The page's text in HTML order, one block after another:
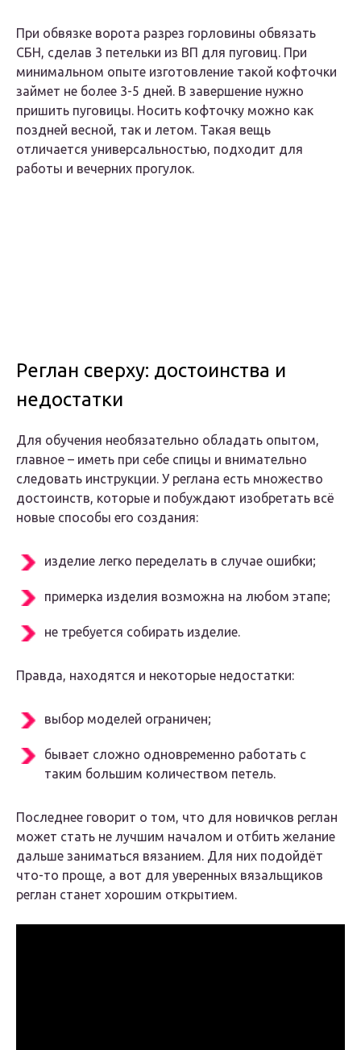
При обвязке ворота разрез горловины обвязать
СБН, сделав 3 петельки из ВП для пуговиц. При
минимальном опыте изготовление такой кофточки
займет не более 3-5 дней. В завершение нужно
пришить пуговицы. Носить кофточку можно как
поздней весной, так и летом. Такая вещь
отличается универсальностью, подходит для
работы и вечерних прогулок.
Реглан сверху: достоинства и
недостатки
Для обучения необязательно обладать опытом,
главное – иметь при себе спицы и внимательно
следовать инструкции. У реглана есть множество
достоинств, которые и побуждают изобретать всё
новые способы его создания:
изделие легко переделать в случае ошибки;
примерка изделия возможна на любом этапе;
не требуется собирать изделие.
Правда, находятся и некоторые недостатки:
выбор моделей ограничен;
бывает сложно одновременно работать с
таким большим количеством петель.
Последнее говорит о том, что для новичков реглан
может стать не лучшим началом и отбить желание
дальше заниматься вязанием. Для них подойдёт
что-то проще, а вот для уверенных вязальщиков
реглан станет хорошим открытием.